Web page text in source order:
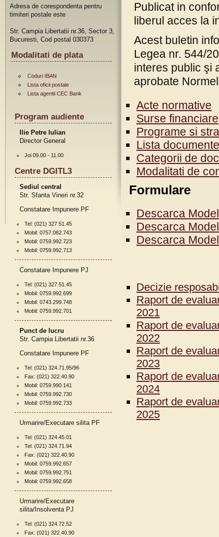
Adresa de corespondenta pentru
timiteri postale este
Str. Campia Libertatii nr.36, Sector 3,
Bucuresti, Cod postal 030373
Modalitati de plata
Coduri IBAN
Lista oficii postale
Lista agentii CEC Bank
Program audiente
Ilie Petre Iulian
Director General
Joi 09.00 - 11.00
Centre DGITL3
Sediul central
Str. Sfanta Vineri nr.32
Constatare Impunere PF
Tel: (021) 327.51.45
Mobil: 0757.082.743
Mobil: 0759.992.723
Mobil: 0759.992.713
Constatare Impunere PJ
Tel: (021) 327.51.45
Mobil: 0759.992.699
Mobil: 0743.299.748
Mobil: 0759.992.701
Punct de lucru
Str. Campia Libertatii nr.36
Constatare Impunere PF
Tel: (021) 324.71.95/96
Fax: (021) 322.40.90
Mobil: 0759.990.141
Mobil: 0759.992.730
Mobil: 0759.992.733
Urmarire/Executare silita PF
Tel: (021) 324.45.01
Tel: (021) 324.71.94
Fax: (021) 322.40.90
Mobil: 0759.992.657
Mobil: 0759.992.751
Mobil: 0759.992.658
Urmarire/Executare
silita/Insolventa PJ
Tel: (021) 324.72.52
Fax: (021) 322.40.90
Publicat in
liberul acces la
Acest buletin
Legea nr. 544/
interes public şi
aprobate
Acte normative
Surse financiare
Programe si
Lista
Categorii de
Modalitati de
Formulare
Descarca
Descarca
Descarca
Decizie
Raport de
2021
Raport de
2022
Raport de
2023
Raport de
2024
Raport de
2025